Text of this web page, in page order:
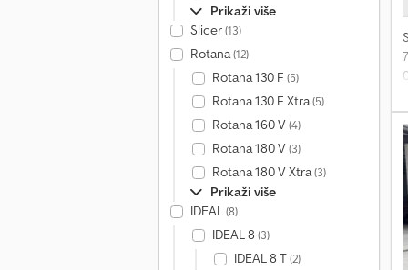
Prikaži više
Slicer(13)
Rotana(12)
Rotana 130 F (5)
Rotana 130 F Xtra(5)
Rotana 160 V(4)
Rotana 180 V(3)
Rotana 180 V Xtra(3)
Prikaži više
IDEAL(8)
IDEAL 8 (3)
IDEAL 8 T(2)